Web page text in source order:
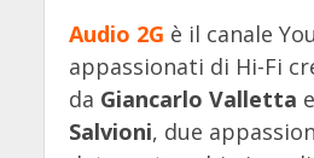
Audio 2G è il canale
appassionati di Hi-Fi
da Giancarlo Valletta e
Salvioni, due